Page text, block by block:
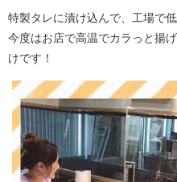
特製タレに漬け込んで、工場で
今度はお店で高温でカラっと揚
けです！